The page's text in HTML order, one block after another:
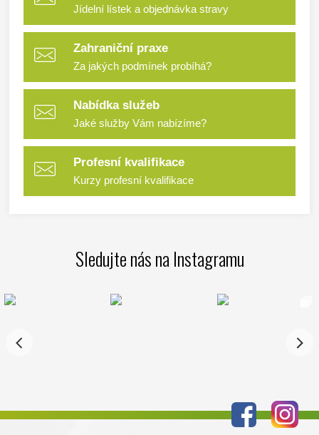
Jídelní lístek a objednávka stravy
Zahraniční praxe
Za jakých podmínek probíhá?
Nabídka služeb
Jaké služby Vám nabízíme?
Profesní kvalifikace
Kurzy profesní kvalifikace
Sledujte nás na Instagramu